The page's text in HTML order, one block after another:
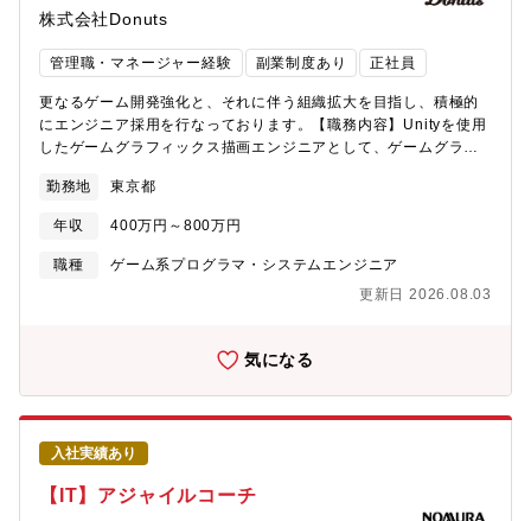
ンガ事業、DX事業にも積極的に展開しています。約8社の子会社
が独自の強みを活かしたプロダクト開発を行う一方で、各職種毎
のボードやワーキンググループといった横断組織を通じて各社が
持つ技術・ノウハウや成功・失敗事例を共有し合い強く連携し合
いながらグローバル規模でヒットタイトル創出を目指す、業界内
でも稀有な特徴を持つ事業組織です。
株式会社Donuts
管理職・マネージャー経験 副業制度あり 正社員
更なるゲーム開発強化と、それに伴う組織拡大を目指し、積極的
にエンジニア採用を行なっております。【職務内容】Unityを使用
したゲームグラフィックス描画エンジニアとして、ゲームグラフ
す。3DCGデザイナーと連携し、ゲームのグラフィックス表現を
実現化していくことが主な業務です。・レンダリングパイプライ
ン構築、シェーダー開発、ポストエフェクトの設計、実装・アセ
ットワークフローの構築・改善・レンダリングパイプライン構
連携業務■開発の流れ何度も細かくテストを繰り返しながらヒット
す【開発環境】・主要言語：C#,C++ 等・開発TOOL：
Unity,XCode 等・OS：Windows, MacOSX, Linux 等・ツール：
git 等【DONUTS GAMESのエンジニア組織】20代、30代前半を
中心に幅広い層が活躍しています。エンジニアグループに所属の
上、各プロジェクトに配属されます。現在各プロジェクトでは2名
から8名のエンジニアが活躍していますが、プロジェクト状況によ
り人数は前後します。都度起きる問題はエンジニアリングマネー
ジャーやエンジニアリーダーが、1on1などを通じてフォローアッ
勤務地 東京都
年収 400万円～800万円
職種
ゲーム系プログラマ・システムエンジニア
更新日 2026.08.03
気になる
入社実績あり
【IT】アジャイルコーチ